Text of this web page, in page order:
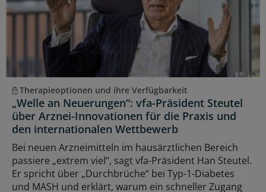
Therapieoptionen und ihre Verfügbarkeit
„Welle an Neuerungen“: vfa-Präsident Steutel
über Arznei-Innovationen für die Praxis und
den internationalen Wettbewerb
Bei neuen Arzneimitteln im hausärztlichen Bereich
passiere „extrem viel“, sagt vfa-Präsident Han Steutel.
Er spricht über „Durchbrüche“ bei Typ-1-Diabetes
und MASH und erklärt, warum ein schneller Zugang